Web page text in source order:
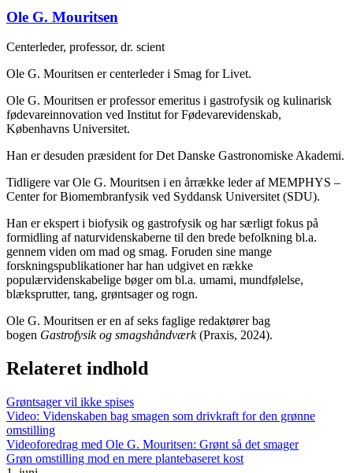
Ole G. Mouritsen
Centerleder, professor, dr. scient
Ole G. Mouritsen er centerleder i Smag for Livet.
Ole G. Mouritsen er professor emeritus i gastrofysik og kulinarisk
fødevareinnovation ved Institut for Fødevarevidenskab,
Københavns Universitet.
Han er desuden præsident for Det Danske Gastronomiske Akademi.
Tidligere var Ole G. Mouritsen i en årrække leder af MEMPHYS –
Center for Biomembranfysik ved Syddansk Universitet (SDU).
Han er ekspert i biofysik og gastrofysik og har særligt fokus på
formidling af naturvidenskaberne til den brede befolkning bl.a.
gennem viden om mad og smag. Foruden sine mange
forskningspublikationer har han udgivet en række
populærvidenskabelige bøger om bl.a. umami, mundfølelse,
blæksprutter, tang, grøntsager og rogn.
Ole G. Mouritsen er en af seks faglige redaktører bag
bogen Gastrofysik og smagshåndværk(Praxis, 2024).
Relateret indhold
Grøntsager vil ikke spises
Video: Videnskaben bag smagen som drivkraft for den grønne
omstilling
Videoforedrag med Ole G. Mouritsen: Grønt så det smager
Grøn omstilling mod en mere plantebaseret kost